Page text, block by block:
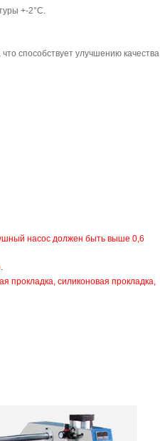
+-2°C.
способствует улучшению качества
насос должен быть выше 0,6
прокладка, силиконовая прокладка,